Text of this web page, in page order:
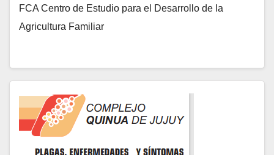
FCA Centro de Estudio para el Desarrollo de la
Agricultura Familiar